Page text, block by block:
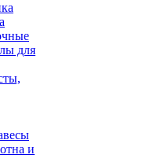
для
и